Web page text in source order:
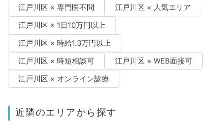
江戸川区 × 専門医不問
江戸川区 × 人気エリア
江戸川区 × 1日10万円以上
江戸川区 × 時給1.3万円以上
江戸川区 × 時短相談可
江戸川区 × WEB面接可
江戸川区 × オンライン診療
近隣のエリアから探す